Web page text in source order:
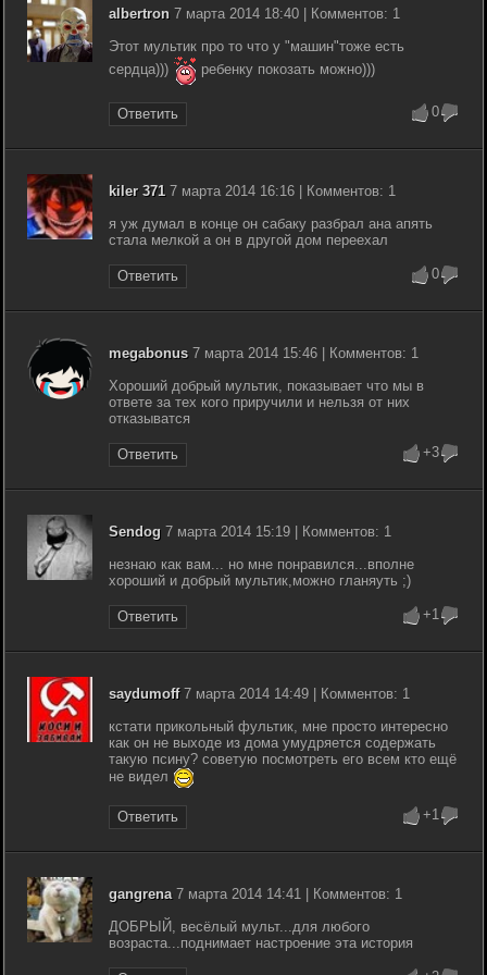
albertron 7 марта 2014 18:40 | Комментов: 1
Этот мультик про то что у "машин"тоже есть
сердца)))
ребенку покозать можно)))
Ответить 0
kiler 371 7 марта 2014 16:16 | Комментов: 1
я уж думал в конце он сабаку разбрал ана апять
стала мелкой а он в другой дом переехал
Ответить 0
megabonus7 марта 2014 15:46 | Комментов: 1
Хороший добрый мультик, показывает что мы в
ответе за тех кого приручили и нельзя от них
отказыватся
Ответить +3
Sendog 7 марта 2014 15:19 | Комментов: 1
незнаю как вам... но мне понравился...вполне
хороший и добрый мультик,можно гланяуть ;)
Ответить +1
saydumoff7 марта 2014 14:49 | Комментов: 1
кстати прикольный фультик, мне просто интересно
как он не выходе из дома умудряется содержать
такую псину? советую посмотреть его всем кто ещё
не видел
Ответить +1
gangrena7 марта 2014 14:41 | Комментов: 1
ДОБРЫЙ, весёлый мульт...для любого
возраста...поднимает настроение эта история